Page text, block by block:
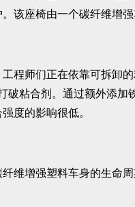
该座椅由一个碳纤维增
程师们正在依靠可拆卸
破粘合剂。通过额外添
度的影响很低。
维增强塑料车身的生命